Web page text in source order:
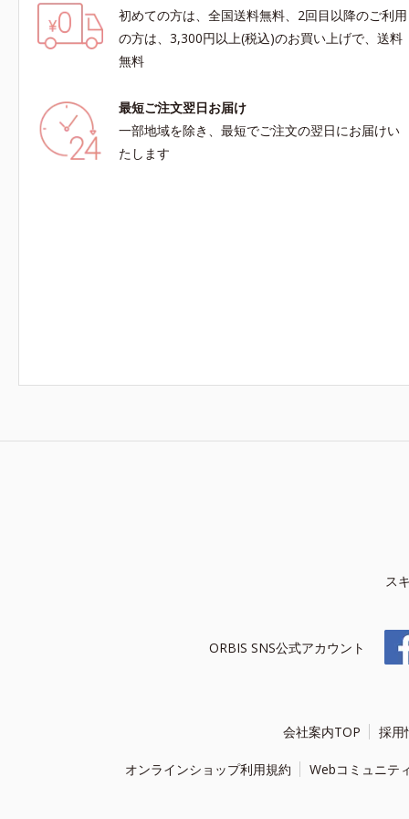
初めての方は、全国送料無料、2回目以降のご利用
の方は、3,300円以上(税込)のお買い上げで、送料
無料
最短ご注文翌日お届け
一部地域を除き、最短でご注文の翌日にお届けい
たします
ス
ORBIS SNS公式アカウント
会社案内TOP 採用
オンラインショップ利用規約 Webコミュニテ